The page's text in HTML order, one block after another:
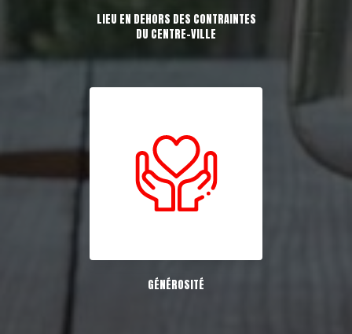
LIEU EN DEHORS DES CONTRAINTES
DU CENTRE-VILLE
GÉNÉROSITÉ